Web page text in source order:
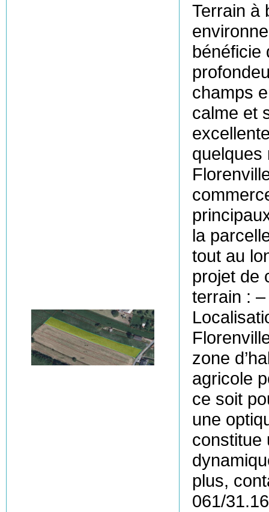
Terrain à
bénéficie
champs
calme et
quelques
la
tout au
projet de
terrain :
zone
agricole
ce soit
une
constitue
plus,
061/